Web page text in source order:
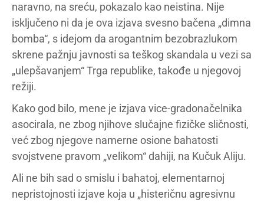
naravno, na sreću, pokazalo kao neistina. Nije
isključeno ni da je ova izjava svesno bačena „dimna
bomba“, s idejom da arogantnim bezobrazlukom
skrene pažnju javnosti sa teškog skandala u vezi sa
„ulepšavanjem“ Trga republike, takođe u njegovoj
režiji.
Kako god bilo, mene je izjava vice-gradonačelnika
asocirala, ne zbog njihove slučajne fizičke sličnosti,
već zbog njegove namerne osione bahatosti
svojstvene pravom „velikom“ dahiji, na Kučuk Aliju.
Ali ne bih sad o smislu i bahatoj, elementarnoj
nepristojnosti izjave koja u „histeričnu agresivnu